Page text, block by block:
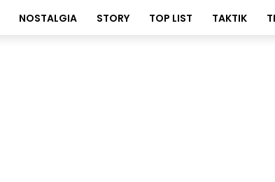
NOSTALGIA STORY TOP LIST TAKTIK